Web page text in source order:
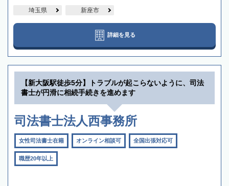
埼玉県 新座市
詳細を見る
【新大阪駅徒歩5分】トラブルが起こらないように、司法
書士が円滑に相続手続きを進めます
司法書士法人西事務所
女性司法書士在籍 オンライン相談可 全国出張対応可
職歴20年以上